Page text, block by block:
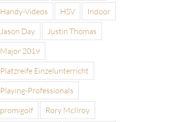
Handy-Videos
HSV
Indoor
Jason Day
Justin Thomas
Major 2019
Platzreife Einzelunterricht
Playing-Professionals
promigolf
Rory McIlroy